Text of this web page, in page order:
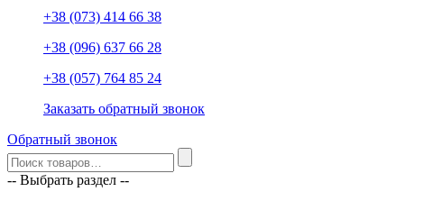
+38 (073) 414 66 38
+38 (096) 637 66 28
+38 (057) 764 85 24
Заказать обратный звонок
Обратный звонок
-- Выбрать раздел --